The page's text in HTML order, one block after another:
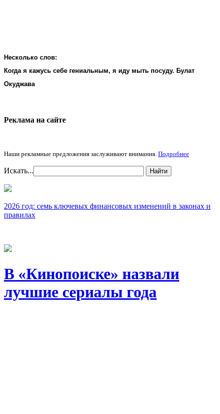
Несколько слов:
Когда я кажусь себе гениальным, я иду мыть посуду. Булат
Окуджава
Реклама на cайте
Наши рекламные предложения заслуживают внимания. Подробнее
Искать... Найти
2026 год: семь ключевых финансовых изменений в законах и
правилах
В «Кинопоиске» назвали
лучшие сериалы года